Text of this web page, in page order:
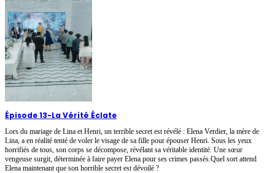
Épisode 13-La Vérité Éclate
Lors du mariage de Lina et Henri, un terrible secret est révélé : Elena Verdier, la mère de
Lina, a en réalité tenté de voler le visage de sa fille pour épouser Henri. Sous les yeux
horrifiés de tous, son corps se décompose, révélant sa véritable identité. Une sœur
vengeuse surgit, déterminée à faire payer Elena pour ses crimes passés.Quel sort attend
Elena maintenant que son horrible secret est dévoilé ?